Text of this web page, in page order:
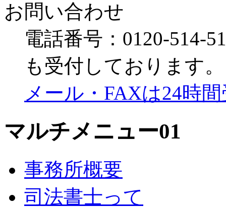
お問い合わせ
電話番号：0120-514-
も受付しております。
メール・FAXは24時
マルチメニュー01
事務所概要
司法書士って